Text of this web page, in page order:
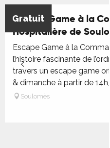
Gratuit
Escape Game à la
Hospitalière de
Escape Game à la
l’histoire fascinante de
travers un escape game
& dimanche à partir de 14h,...
Soulomès